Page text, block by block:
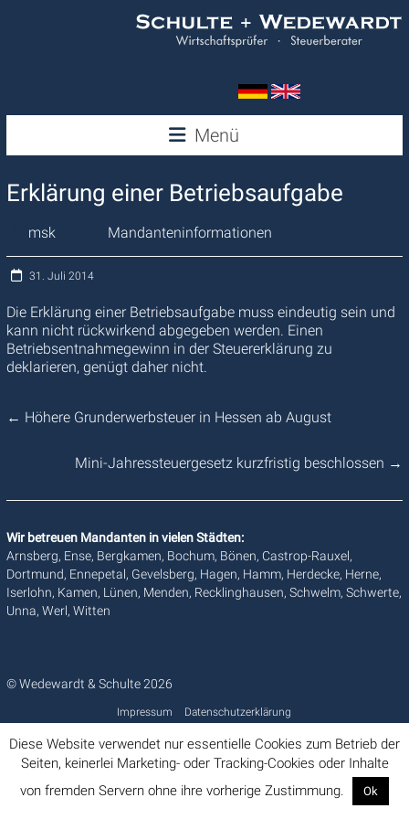
Wedewardt
&
Schulte
Menü
Erklärung einer Betriebsaufgabe
msk Mandanteninformationen
31. Juli 2014
Die Erklärung einer Betriebsaufgabe muss eindeutig sein und
kann nicht rückwirkend abgegeben werden. Einen
Betriebsentnahmegewinn in der Steuererklärung zu
deklarieren, genügt daher nicht.
← Höhere Grunderwerbsteuer in Hessen ab August
Mini-Jahressteuergesetz kurzfristig beschlossen →
Wir betreuen Mandanten in vielen Städten:
Arnsberg, Ense, Bergkamen, Bochum, Bönen, Castrop-Rauxel,
Dortmund, Ennepetal, Gevelsberg, Hagen, Hamm, Herdecke, Herne,
Iserlohn, Kamen, Lünen, Menden, Recklinghausen, Schwelm, Schwerte,
Unna, Werl, Witten
© Wedewardt & Schulte 2026
Impressum Datenschutzerklärung
Diese Website verwendet nur essentielle Cookies zum Betrieb der
Seiten, keinerlei Marketing- oder Tracking-Cookies oder Inhalte
von fremden Servern ohne ihre vorherige Zustimmung.
Ok